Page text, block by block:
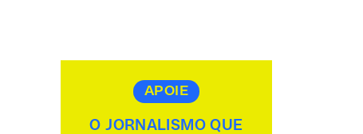
APOIE
O JORNALISMO QUE